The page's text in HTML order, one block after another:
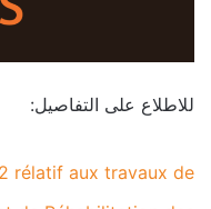
للاطلاع على التفاصيل:
rélatif aux travaux de